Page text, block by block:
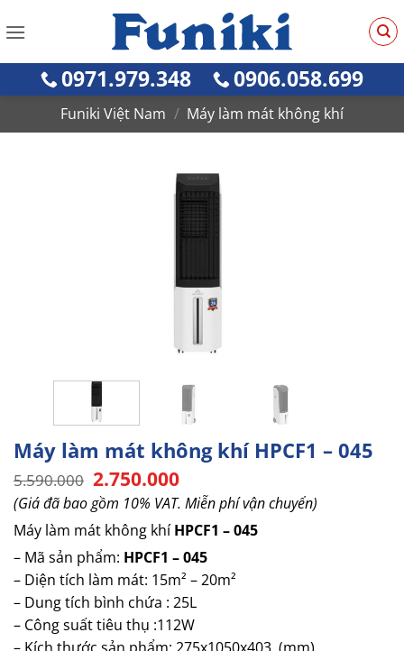
qua
0971.979.348 0906.058.699
Funiki Việt Nam / Máy làm mát không khí
Máy làm mát không khí HPCF1 – 045
5.590.000 Giá
gốc
là:
5.590.000.
2.750.000Giá
hiện
tại
là:
(Giá đã bao gồm 10% VAT. Miễn phí vận chuyển)
Máy làm mát không khíHPCF1 – 045
– Mã sản phẩm: HPCF1 – 045
– Diện tích làm mát: 15m² – 20m²
– Dung tích bình chứa : 25L
– Công suất tiêu thụ :112W